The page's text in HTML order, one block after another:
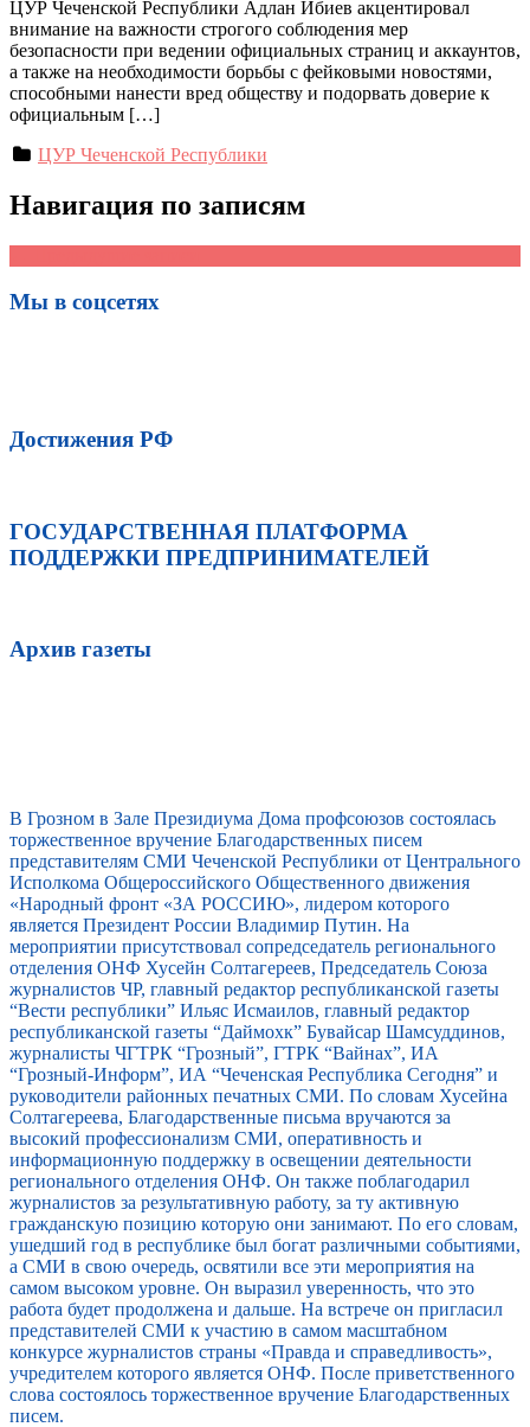
ЦУР Чеченской Республики Адлан Ибиев акцентировал
внимание на важности строгого соблюдения мер
безопасности при ведении официальных страниц и аккаунтов,
а также на необходимости борьбы с фейковыми новостями,
способными нанести вред обществу и подорвать доверие к
официальным […]
ЦУР Чеченской Республики
Навигация по записям
Мы в соцсетях
Достижения РФ
ГОСУДАРСТВЕННАЯ ПЛАТФОРМА
ПОДДЕРЖКИ ПРЕДПРИНИМАТЕЛЕЙ
Архив газеты
В Грозном в Зале Президиума Дома профсоюзов состоялась
торжественное вручение Благодарственных писем
представителям СМИ Чеченской Республики от Центрального
Исполкома Общероссийского Общественного движения
«Народный фронт «ЗА РОССИЮ», лидером которого
является Президент России Владимир Путин. На
мероприятии присутствовал сопредседатель регионального
отделения ОНФ Хусейн Солтагереев, Председатель Союза
журналистов ЧР, главный редактор республиканской газеты
“Вести республики” Ильяс Исмаилов, главный редактор
республиканской газеты “Даймохк” Бувайсар Шамсуддинов,
журналисты ЧГТРК “Грозный”, ГТРК “Вайнах”, ИА
“Грозный-Информ”, ИА “Чеченская Республика Сегодня” и
руководители районных печатных СМИ. По словам Хусейна
Солтагереева, Благодарственные письма вручаются за
высокий профессионализм СМИ, оперативность и
информационную поддержку в освещении деятельности
регионального отделения ОНФ. Он также поблагодарил
журналистов за результативную работу, за ту активную
гражданскую позицию которую они занимают. По его словам,
ушедший год в республике был богат различными событиями,
а СМИ в свою очередь, освятили все эти мероприятия на
самом высоком уровне. Он выразил уверенность, что это
работа будет продолжена и дальше. На встрече он пригласил
представителей СМИ к участию в самом масштабном
конкурсе журналистов страны «Правда и справедливость»,
учредителем которого является ОНФ. После приветственного
слова состоялось торжественное вручение Благодарственных
писем.